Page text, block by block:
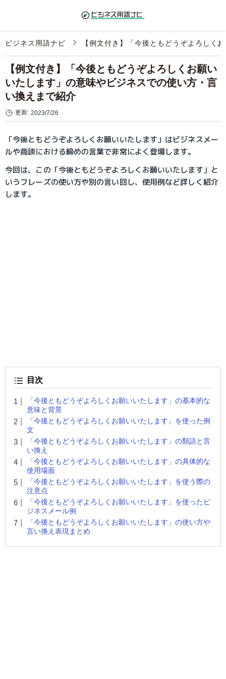
ビジネス用語ナビ 【例文付き】「今後ともどうぞよろしく
【例文付き】「今後ともどうぞよろしくお願い
いたします」の意味やビジネスでの使い方・言
い換えまで紹介
更新: 2023/7/26
「今後ともどうぞよろしくお願いいたします」はビジネスメー
ルや商談における締めの言葉で非常によく登場します。
今回は、この「今後ともどうぞよろしくお願いいたします」と
いうフレーズの使い方や別の言い回し、使用例など詳しく紹介
します。
目次
「今後ともどうぞよろしくお願いいたします」の基本的な
意味と背景
「今後ともどうぞよろしくお願いいたします」を使った例
文
「今後ともどうぞよろしくお願いいたします」の類語と言
い換え
「今後ともどうぞよろしくお願いいたします」の具体的な
使用場面
「今後ともどうぞよろしくお願いいたします」を使う際の
注意点
「今後ともどうぞよろしくお願いいたします」を使ったビ
ジネスメール例
「今後ともどうぞよろしくお願いいたします」の使い方や
言い換え表現まとめ